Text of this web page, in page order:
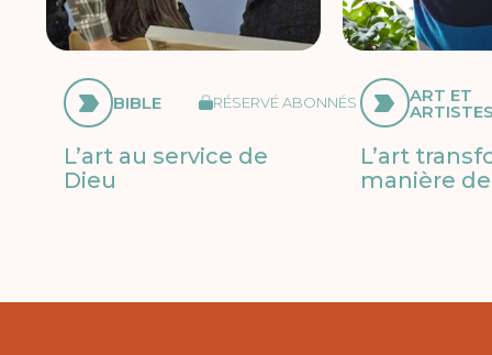
BIBLE RÉSERVÉ ABONNÉS
L’art au service de
Dieu
ART ET
L’art
manière